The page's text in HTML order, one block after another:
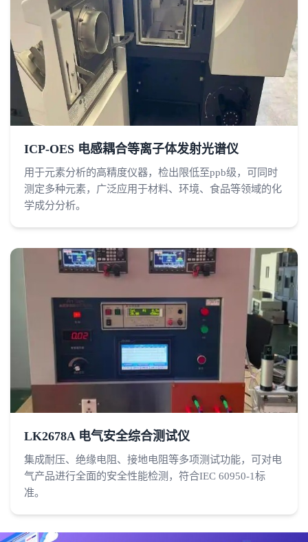
ICP-OES 电感耦合等离子体发射光谱仪
用于元素分析的高精度仪器，检出限低至ppb级，可同时
测定多种元素，广泛应用于材料、环境、食品等领域的化
学成分分析。
LK2678A 电气安全综合测试仪
集成耐压、绝缘电阻、接地电阻等多项测试功能，可对电
气产品进行全面的安全性能检测，符合IEC 60950-1标
准。